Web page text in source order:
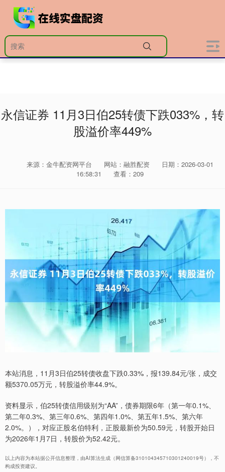
永信证券 11月3日伯25转债下跌033%，转
股溢价率449%
来源：金牛配资网平台 网站：融胜配资
日期：2026-03-01
16:58:31
查看：209
本站消息，11月3日伯25转债收盘下跌0.33%，报139.84元/张，成交
额5370.05万元，转股溢价率44.9%。
资料显示，伯25转债信用级别为“AA”，债券期限6年（第一年0.1%、
第二年0.3%、第三年0.6%、第四年1.0%、第五年1.5%、第六年
2.0%。），对应正股名伯特利，正股最新价为50.59元，转股开始日
为2026年1月7日，转股价为52.42元。
以上内容为本站据公开信息整理，由AI算法生成（网信算备310104345710301240019号），不
构成投资建议。